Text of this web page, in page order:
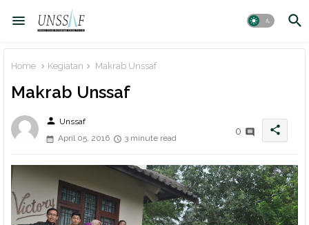
Home Kegiatan Makrab Unssaf
Makrab Unssaf
person Unssaf
April 05, 2016
3 minute read
0 share